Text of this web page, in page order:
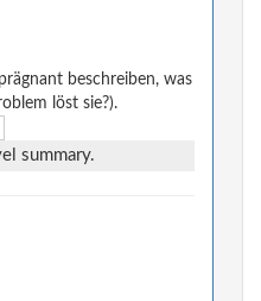
beschreiben, was
löst sie?).
summary.